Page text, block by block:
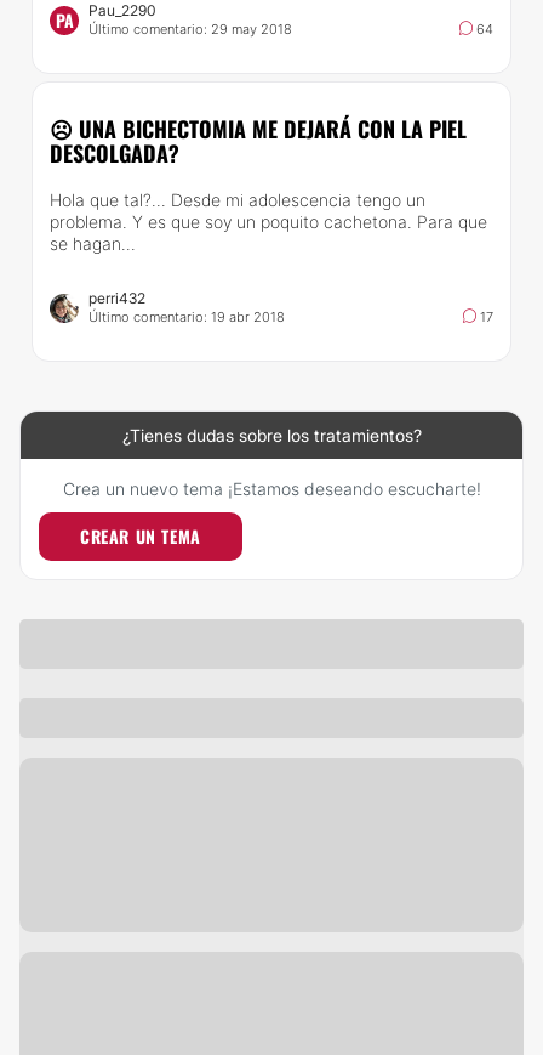
PA Pau_2290
Último comentario: 29 may 2018 64
☹️ UNA BICHECTOMIA ME DEJARÁ CON LA PIEL
DESCOLGADA?
Hola que tal?... Desde mi adolescencia tengo un
problema. Y es que soy un poquito cachetona. Para que
se hagan...
perri432
Último comentario: 19 abr 2018 17
¿Tienes dudas sobre los tratamientos?
Crea un nuevo tema ¡Estamos deseando escucharte!
CREAR UN TEMA